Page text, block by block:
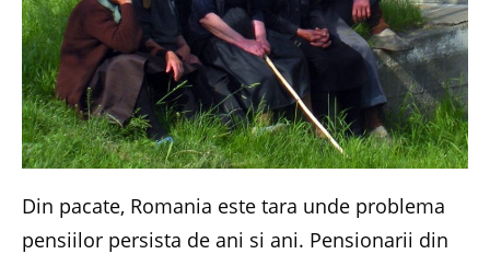
Din pacate, Romania este tara unde problema
pensiilor persista de ani si ani. Pensionarii din